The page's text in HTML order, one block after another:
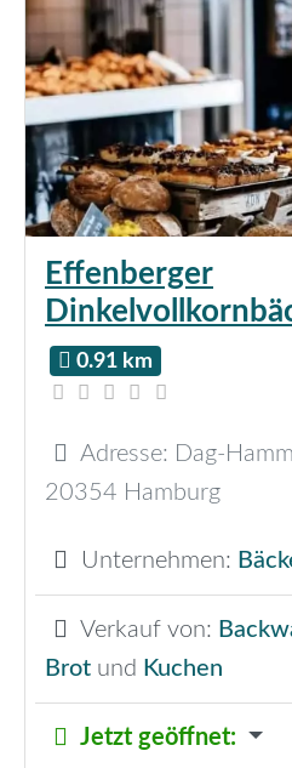
Effenberger
0.91 km
Adresse: Dag-
20354 Hamburg
Unternehmen:
Verkauf von:
Brot und Kuchen
Jetzt geöffnet: